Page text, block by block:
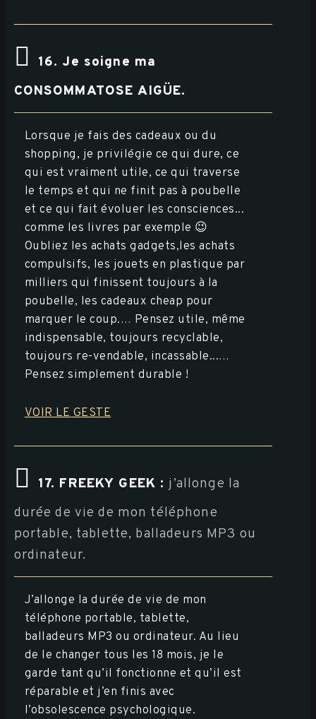
16. Je soigne ma
CONSOMMATOSE AIGÜE.
Lorsque je fais des cadeaux ou du
shopping, je privilégie ce qui dure, ce
qui est vraiment utile, ce qui traverse
le temps et qui ne finit pas à poubelle
et ce qui fait évoluer les consciences...
comme les livres par exemple 😉
Oubliez les achats gadgets,les achats
compulsifs, les jouets en plastique par
milliers qui finissent toujours à la
poubelle, les cadeaux cheap pour
marquer le coup.… Pensez utile, même
indispensable, toujours recyclable,
toujours re-vendable, incassable...…
Pensez simplement durable !
VOIR LE GESTE
17. FREEKY GEEK : j’allonge la
durée de vie de mon téléphone
portable, tablette, balladeurs MP3 ou
ordinateur.
J’allonge la durée de vie de mon
téléphone portable, tablette,
balladeurs MP3 ou ordinateur. Au lieu
de le changer tous les 18 mois, je le
garde tant qu’il fonctionne et qu’il est
réparable et j’en finis avec
l’obsolescence psychologique.